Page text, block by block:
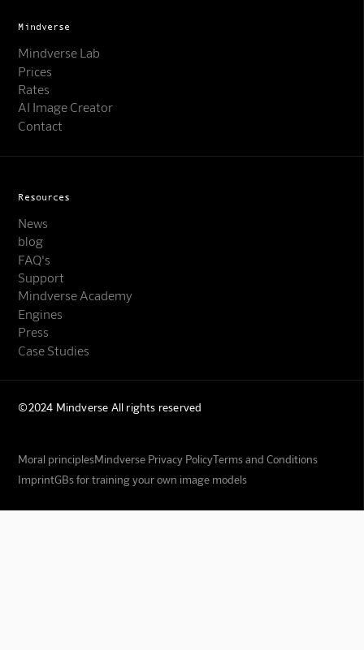
Mindverse
Mindverse Lab
Prices
Rates
AI Image Creator
Contact
Resources
News
blog
FAQ's
Support
Mindverse Academy
Engines
Press
Case Studies
©2024 Mindverse All rights reserved
Moral principlesMindverse Privacy PolicyTerms and Conditions
ImprintGBs for training your own image models